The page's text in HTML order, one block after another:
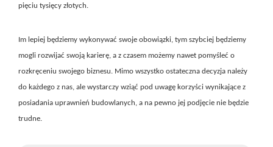
pięciu tysięcy złotych.
Im lepiej będziemy wykonywać swoje obowiązki, tym szybciej będziemy
mogli rozwijać swoją karierę, a z czasem możemy nawet pomyśleć o
rozkręceniu swojego biznesu. Mimo wszystko ostateczna decyzja należy
do każdego z nas, ale wystarczy wziąć pod uwagę korzyści wynikające z
posiadania uprawnień budowlanych, a na pewno jej podjęcie nie będzie
trudne.